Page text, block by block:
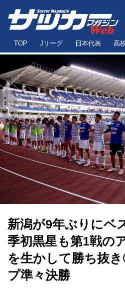
TOP Jリーグ 日本代表 高
新潟が9年ぶりにベ
季初黒星も第1戦の
を生かして勝ち抜
プ準々決勝